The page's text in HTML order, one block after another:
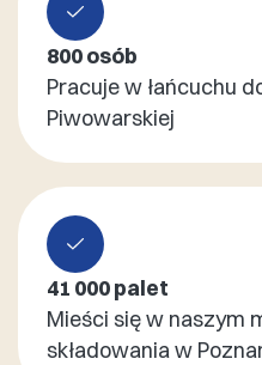
800 osób
Pracuje w łańcuchu
Piwowarskiej
41 000 palet
Mieści się w naszym
składowania w